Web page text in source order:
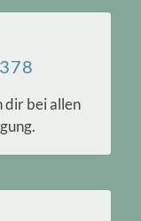
dir bei allen